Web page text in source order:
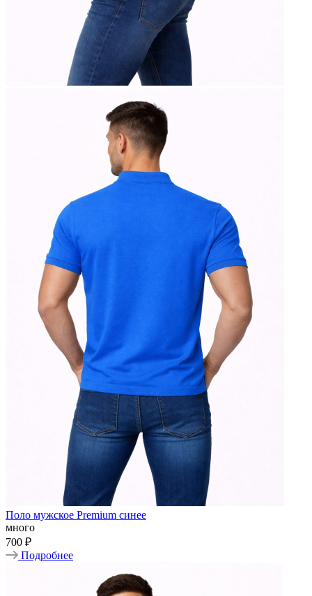
Поло мужское Premium синее
много
700 ₽
Подробнее